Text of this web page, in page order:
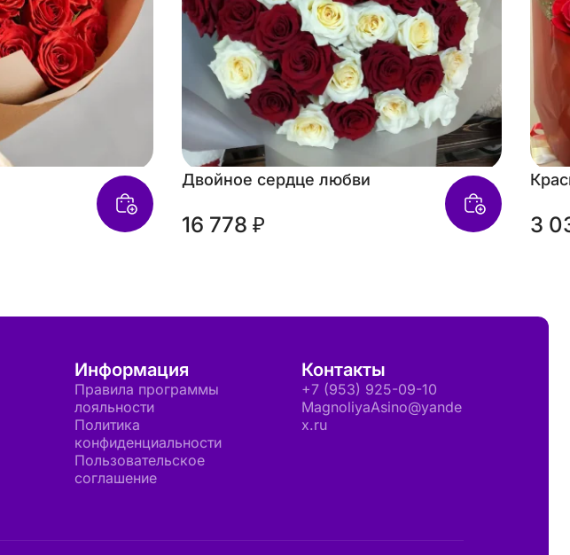
Двойное сердце любви
16 778 ₽ 3
Информация
Правила программы
лояльности
Политика
конфиденциальности
Пользовательское
соглашение
Контакты
+7 (953) 925-09-10
MagnoliyaAsino@yande
x.ru